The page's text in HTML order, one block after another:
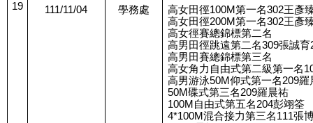
19
111/11/04 學務處
高女田徑100M第一名302王彥
高女田徑200M第一名302王彥
高女徑賽總錦標第二名
高男田徑跳遠第二名309張誠育
高男田賽總錦標第三名
高女角力自由式第二級第一名
高男游泳50M仰式第一名209羅
50M碟式第三名209羅晨祐
100M自由式第五名204彭翊筌
4*100M混合接力第三名111張